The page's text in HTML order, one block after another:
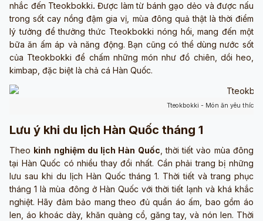
nhắc đến Tteokbokki. Được làm từ bánh gạo dẻo và được nấu
trong sốt cay nồng đậm gia vị, mùa đông quả thật là thời điểm
lý tưởng để thưởng thức Tteokbokki nóng hổi, mang đến một
bữa ăn ấm áp và năng động. Bạn cũng có thể dùng nước sốt
của Tteokbokki để chấm những món như đồ chiên, dồi heo,
kimbap, đặc biệt là chả cá Hàn Quốc.
Tteokbokki - Món ăn yêu thích
Lưu ý khi du lịch Hàn Quốc tháng 1
Theo kinh nghiệm du lịch Hàn Quốc , thời tiết vào mùa đông
tại Hàn Quốc có nhiều thay đổi nhất. Cần phải trang bị những
lưu sau khi du lịch Hàn Quốc tháng 1. Thời tiết và trang phục
tháng 1 là mùa đông ở Hàn Quốc với thời tiết lạnh và khá khắc
nghiệt. Hãy đảm bảo mang theo đủ quần áo ấm, bao gồm áo
len, áo khoác dày, khăn quàng cổ, găng tay, và nón len. Thời